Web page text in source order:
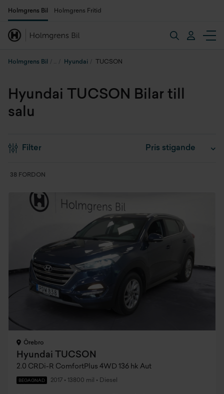
Holmgrens Bil Holmgrens Fritid
Holmgrens Bil Hyundai TUCSON
Hyundai TUCSON Bilar till
salu
Filter
38 FORDON
Örebro
Hyundai TUCSON
2.0 CRDi-R ComfortPlus 4WD 136 hk Aut
BEGAGNAD 2017 • 13800 mil • Diesel